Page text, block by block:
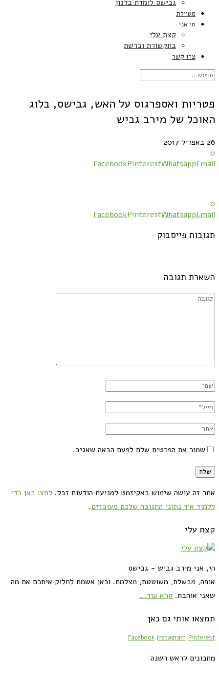
גבישס לומדת בדנון
מטיילת
מי אני
קצת עלי
בתקשורת וברשת
צרו קשר
פטריות ואספרגוס על האש, גבישס, בלוג
האוכל של מירב גביש
26 באפריל 2017
0
FacebookPinterestWhatsappEmail
0
FacebookPinterestWhatsappEmail
תגובות פייסבוק
השארת תגובה
שמור את הפרטים שלח לפעם הבאה שאגיב.
אתר זה עושה שימוש באקיזמט למניעת הודעות זבל. לחצו כאן כדי
ללמוד איך נתוני התגובה שלכם מעובדים.
קצת עלי
הי, אני מירב גביש - גבישס
אופה, מבשלת, משוטטת, מצלמת. וכאן אשמח לחלוק איתכם את מה
שאני אוהבת. קרא עוד...
תמצאו אותי גם כאן
Facebook Instagram Pinterest
מתכונים לראש השנה